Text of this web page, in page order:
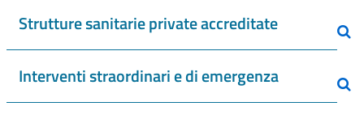
Strutture sanitarie private accreditate
Interventi straordinari e di emergenza